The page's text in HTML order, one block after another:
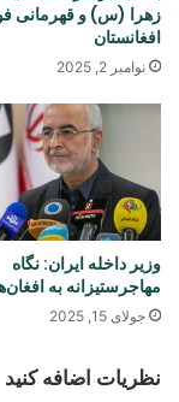
زهرا (س) و قهرمانی
افغانستان
نوامبر 2, 2025
وزیر داخله ایران: نگاه
مهاجرستیزانه به
جولای 15, 2025
نظریات اضافه کنید